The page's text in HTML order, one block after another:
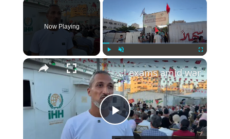
Play Unmute Fullscreen
Now Playing
Play
Top Gaza students honored after excelling in secondary school exams amid war.